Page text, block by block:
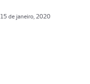
15 de janeiro, 2020